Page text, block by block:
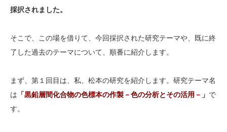
採択されました。
そこで、この場を借りて、今回採択された研究テーマや、既に終
了した過去のテーマについて、順番に紹介します。
まず、第１回目は、私、松本の研究を紹介します。研究テーマ名
は 「黒鉛層間化合物の色標本の作製－色の分析とその活用－」 で
す。